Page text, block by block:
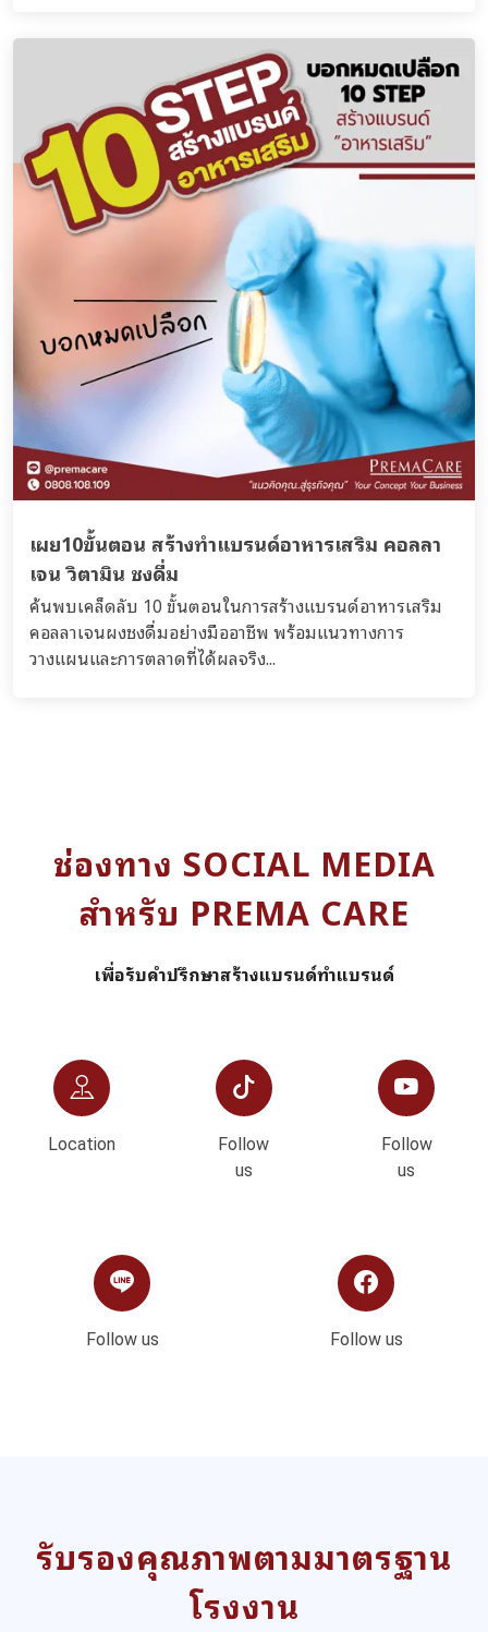
เผย10ขั้นตอน สร้างทำแบรนด์อาหารเสริม คอลลา
เจน วิตามิน ชงดื่ม
ค้นพบเคล็ดลับ 10 ขั้นตอนในการสร้างแบรนด์อาหารเสริม
คอลลาเจนผงชงดื่มอย่างมืออาชีพ พร้อมแนวทางการ
วางแผนและการตลาดที่ได้ผลจริง...
ช่องทาง SOCIAL MEDIA
สำหรับ PREMA CARE
เพื่อรับคำปรึกษาสร้างแบรนด์ทำแบรนด์
Location
Follow
us
Follow
us
Follow us Follow us
รับรองคุณภาพตามมาตรฐาน
โรงงาน